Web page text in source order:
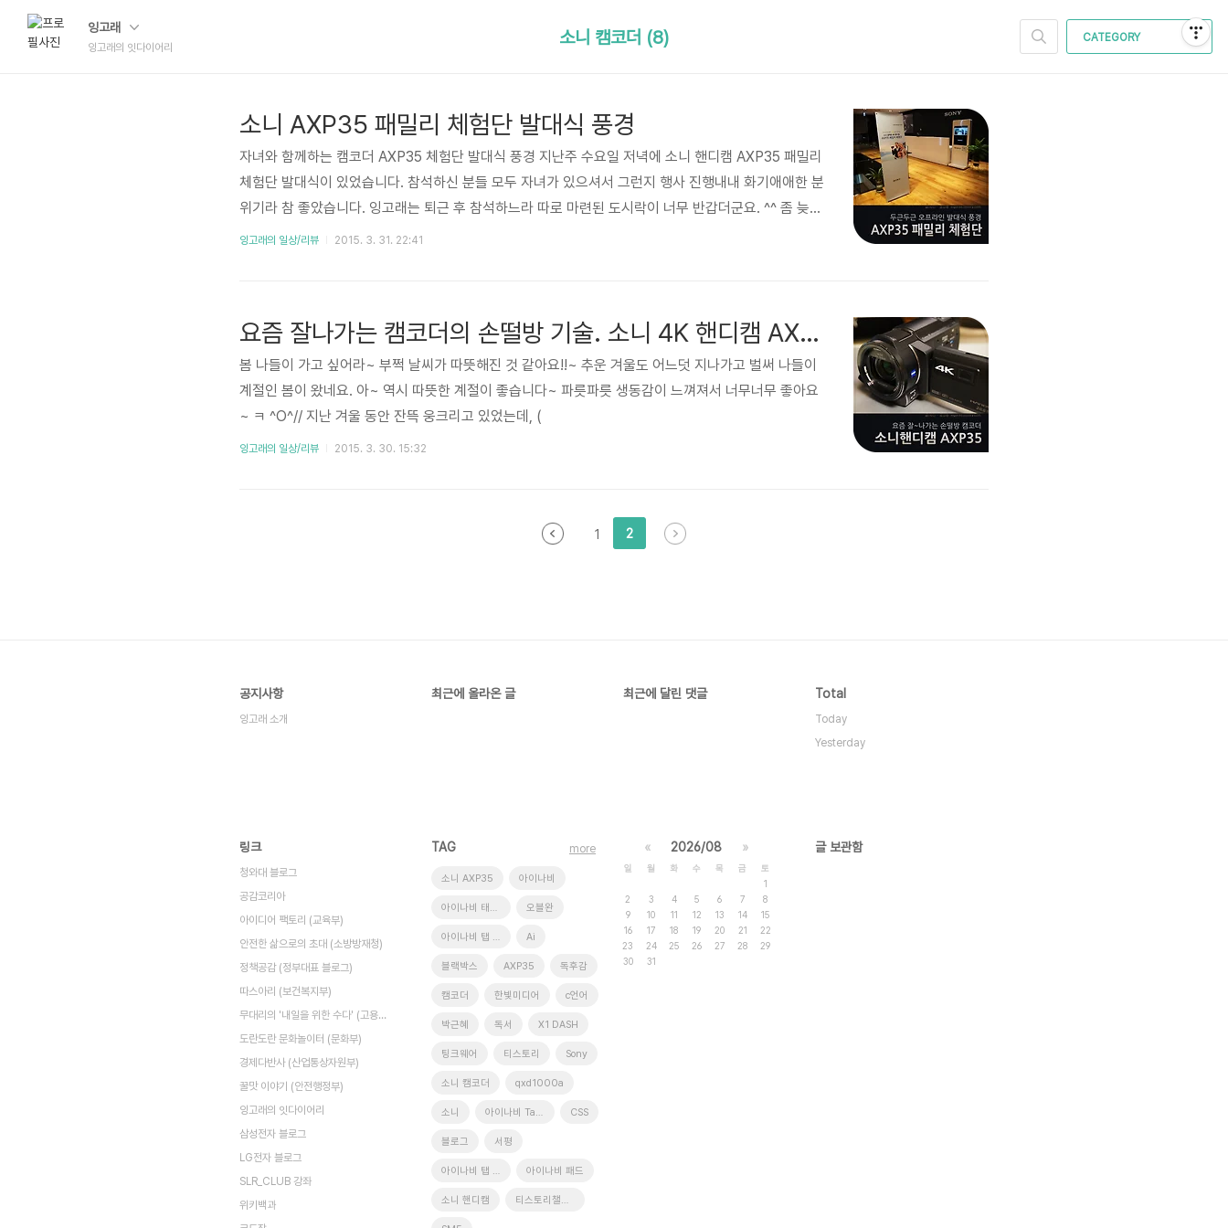
잉고래
잉고래의 잇다이어리
CATEGORY
소니 캠코더 (8)
소니 AXP35 패밀리 체험단 발대식 풍경
자녀와 함께하는 캠코더 AXP35 체험단 발대식 풍경 지난주 수요일 저녁에 소니 핸디캠 AXP35 패밀리
체험단 발대식이 있었습니다. 참석하신 분들 모두 자녀가 있으셔서 그런지 행사 진행내내 화기애애한 분
위기라 참 좋았습니다. 잉고래는 퇴근 후 참석하느라 따로 마련된 도시락이 너무 반갑더군요. ^^ 좀 늦은
감이 있지만 짧은 후기입니다. 시간에 간당간당하게 갔는데 자리가 어떻게 맨 앞자리였습니다. 덕분에
잉고래의 일상/리뷰 2015. 3. 31. 22:41
요즘 잘나가는 캠코더의 손떨방 기술. 소니 4K 핸디캠 AXP35
봄 나들이 가고 싶어라~ 부쩍 날씨가 따뜻해진 것 같아요!!~ 추운 겨울도 어느덧 지나가고 벌써 나들이
계절인 봄이 왔네요. 아~ 역시 따뜻한 계절이 좋습니다~ 파릇파릇 생동감이 느껴져서 너무너무 좋아요
~ ㅋ ^O^// 지난 겨울 동안 잔뜩 웅크리고 있었는데, (
잉고래의 일상/리뷰 2015. 3. 30. 15:32
1 2
공지사항
잉고래 소개
최근에 올라온 글 최근에 달린 댓글 Total
Today
Yesterday
링크
청와대 블로그
공감코리아
아이디어 팩토리 (교육부)
안전한 삶으로의 초대 (소방방재청)
정책공감 (정부대표 블로그)
따스아리 (보건복지부)
무대리의 '내일을 위한 수다' (고용노동부)
도란도란 문화놀이터 (문화부)
경제다반사 (산업통상자원부)
꿀맛 이야기 (안전행정부)
잉고래의 잇다이어리
삼성전자 블로그
LG전자 블로그
SLR_CLUB 강좌
위키백과
TAG
소니 AXP35 아이나비
아이나비 태블릿 오블완
아이나비 탭 XD11 Pro Ai
블랙박스 AXP35 독후감
캠코더 한빛미디어 c언어
박근혜 독서 X1 DASH
팅크웨어 티스토리 Sony
소니 캠코더 qxd1000a
소니 아이나비 Tab XD9 CSS
블로그 서평
아이나비 탭 xd9 아이나비 패드
소니 핸디캠 티스토리챌린지
more « 2026/08 »
일 월 화 수 목 금
토
1
2
3 4 5 6 7
8
9
10 11 12 13 14
15
16
17 18 19 20 21
22
23
24 25 26 27 28
29
30
31
글 보관함